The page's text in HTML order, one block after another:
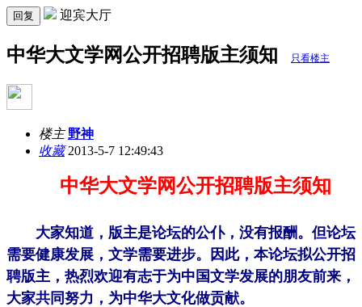
回复 迎宾大厅
中华大文学网公开招聘版主须知 只看楼主
楼主 野神
收藏2013-5-7 12:49:43
中华大文学网公开招聘版主须知
大家知道，版主是论坛的公仆，没有报酬。但论坛
需要健康发展，文学需要进步。因此，本论坛拟公开招
聘版主，热烈欢迎有志于为中国文学发展的朋友前来，
大家共同努力，为中华大文化做贡献。